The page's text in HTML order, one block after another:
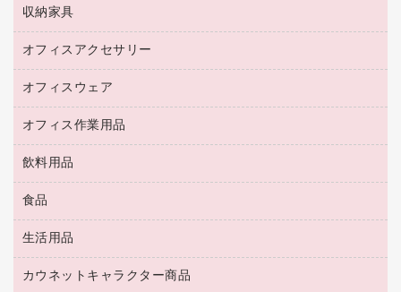
セキュリティ用品
ＵＳＢハブ／ＵＳＢアクセサリー
ＯＡフィルター
ＯＡクリーナー／エアダスター
ＨＤＤ／ＳＳＤ
ディスプレイモニター
スキャナー
コピー機
デスク
カウンター
ホワイトボード・黒板
収納家具
保管庫・書庫
ロッカー・下駄箱
その他収納
オフィスアクセサリー
オフィスアクセサリー
オフィスウェア
医療・介護・ワーキングウェア
ブラウス・シャツ
アウター
オフィス作業用品
養生用品
防災用備蓄食品・飲料
台車・脚立
倉庫収納用品
飲料用品
緑茶飲料
茶葉・インスタント
紅茶・バラエティ飲料
レギュラーコーヒー
食品
食品
生活用品
浴室用品
カウネットキャラクター商品